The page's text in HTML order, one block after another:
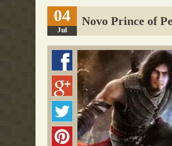
04
Jul
Novo Prince of